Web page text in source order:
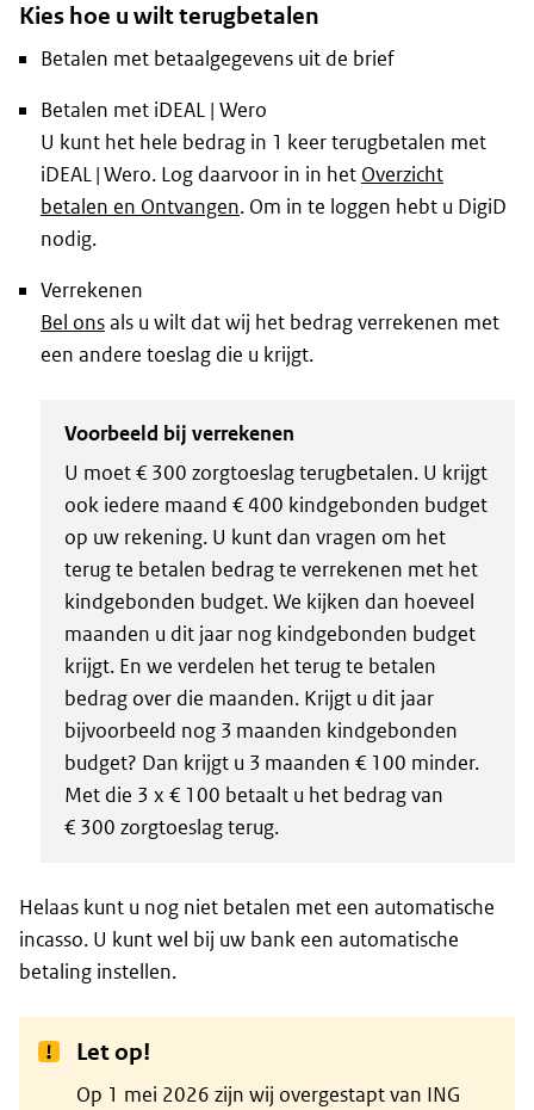
Kies hoe u wilt terugbetalen
Betalen met betaalgegevens uit de brief
Betalen met iDEAL | Wero
U kunt het hele bedrag in 1 keer terugbetalen met
iDEAL | Wero. Log daarvoor in in het Overzicht
betalen en Ontvangen. Om in te loggen hebt u DigiD
nodig.
Verrekenen
Bel onsals u wilt dat wij het bedrag verrekenen met
een andere toeslag die u krijgt.
Voorbeeld bij verrekenen
U moet € 300 zorgtoeslag terugbetalen. U krijgt
ook iedere maand € 400 kindgebonden budget
op uw rekening. U kunt dan vragen om het
terug te betalen bedrag te verrekenen met het
kindgebonden budget. We kijken dan hoeveel
maanden u dit jaar nog kindgebonden budget
krijgt. En we verdelen het terug te betalen
bedrag over die maanden. Krijgt u dit jaar
bijvoorbeeld nog 3 maanden kindgebonden
budget? Dan krijgt u 3 maanden € 100 minder.
Met die 3 x € 100 betaalt u het bedrag van
€ 300 zorgtoeslag terug.
Helaas kunt u nog niet betalen met een automatische
incasso. U kunt wel bij uw bank een automatische
betaling instellen.
Let op!
Op 1 mei 2026 zijn wij overgestapt van ING